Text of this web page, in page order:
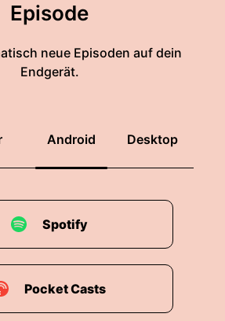
Episode
neue Episoden auf dein
Endgerät.
Android Desktop
Spotify
Pocket Casts